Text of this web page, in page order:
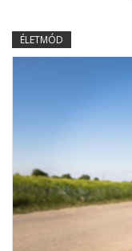
ÉLETMÓD